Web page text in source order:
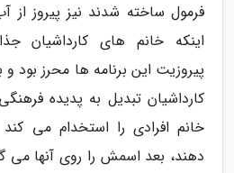
فرمول ساخته شدند نیز پیروز از
اینکه خانم های کارداشیان
پیروزیت این برنامه ها محرز بود
کارداشیان تبدیل به پدیده
خانم افرادی را استخدام می کند
دهند، بعد اسمش را روی آنها می